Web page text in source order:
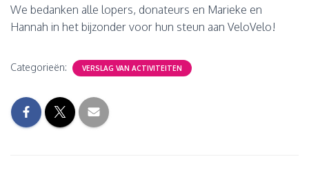
We bedanken alle lopers, donateurs en Marieke en
Hannah in het bijzonder voor hun steun aan VeloVelo!
Categorieën: VERSLAG VAN ACTIVITEITEN